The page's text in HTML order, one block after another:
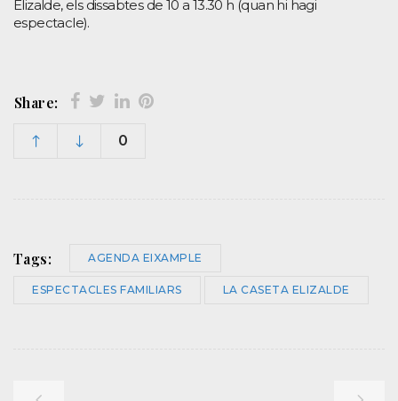
Elizalde, els dissabtes de 10 a 13.30 h (quan hi hagi
espectacle).
Share:
0
Tags: AGENDA EIXAMPLE
ESPECTACLES FAMILIARS LA CASETA ELIZALDE